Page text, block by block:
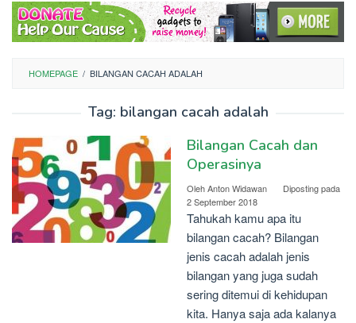
HOMEPAGE / BILANGAN CACAH ADALAH
Tag: bilangan cacah adalah
Bilangan Cacah dan
Operasinya
OlehAnton Widawan
Diposting pada
2 September 2018
Tahukah kamu apa itu
bilangan cacah? Bilangan
jenis cacah adalah jenis
bilangan yang juga sudah
sering ditemui di kehidupan
kita. Hanya saja ada kalanya